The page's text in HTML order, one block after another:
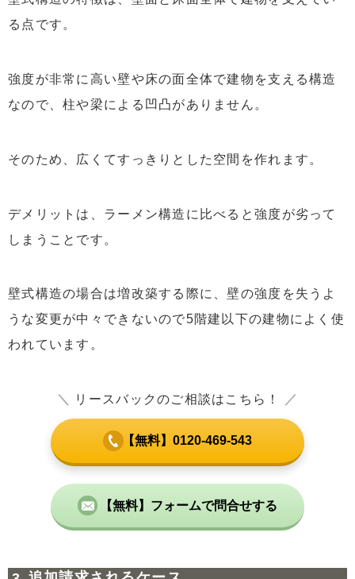
る点です。
強度が非常に高い壁や床の面全体で建物を支える構造
なので、柱や梁による凹凸がありません。
そのため、広くてすっきりとした空間を作れます。
デメリットは、ラーメン構造に比べると強度が劣って
しまうことです。
壁式構造の場合は増改築する際に、壁の強度を失うよ
うな変更が中々できないので5階建以下の建物によく使
われています。
＼ リースバックのご相談はこちら！ ／
【無料】0120-469-543
【無料】フォームで問合せする